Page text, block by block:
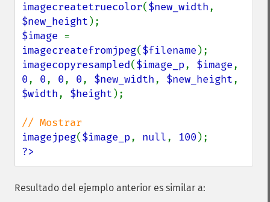
imagecreatetruecolor($new_width
$new_height
$image
imagecreatefromjpeg($filename
imagecopyresampled($image_p, $image
0, 0, 0, 0, $new_width, $new_height
$width, $height );
imagejpeg($image_p, null, 100
?>
Resultado del ejemplo anterior es similar a: